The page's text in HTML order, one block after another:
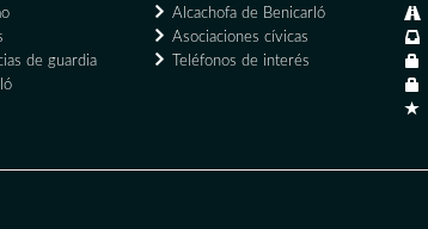
Alcachofa de Benicarló
Asociaciones cívicas
de guardia
Teléfonos de interés